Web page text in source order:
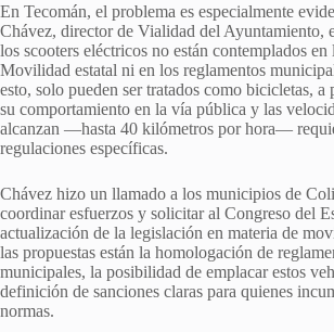
En Tecomán, el problema es especialmente
Chávez, director de Vialidad del Ayuntamiento,
los scooters eléctricos no están contemplados
Movilidad estatal ni en los reglamentos
esto, solo pueden ser tratados como bicicletas, a
su comportamiento en la vía pública y las
alcanzan —hasta 40 kilómetros por hora—
regulaciones específicas.
Chávez hizo un llamado a los municipios de
coordinar esfuerzos y solicitar al Congreso del
actualización de la legislación en materia de
las propuestas están la homologación de
municipales, la posibilidad de emplacar estos
definición de sanciones claras para quienes
normas.